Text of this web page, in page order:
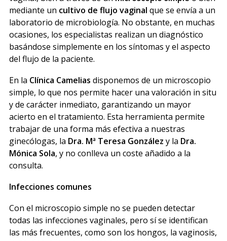
mediante un cultivo de flujo vaginal que se envía a un
laboratorio de microbiología. No obstante, en muchas
ocasiones, los especialistas realizan un diagnóstico
basándose simplemente en los síntomas y el aspecto
del flujo de la paciente.
En la Clínica Camelias disponemos de un microscopio
simple, lo que nos permite hacer una valoración in situ
y de carácter inmediato, garantizando un mayor
acierto en el tratamiento. Esta herramienta permite
trabajar de una forma más efectiva a nuestras
ginecólogas, la Dra. Mª Teresa González y la Dra.
Mónica Sola, y no conlleva un coste añadido a la
consulta.
Infecciones comunes
Con el microscopio simple no se pueden detectar
todas las infecciones vaginales, pero sí se identifican
las más frecuentes, como son los hongos, la vaginosis,